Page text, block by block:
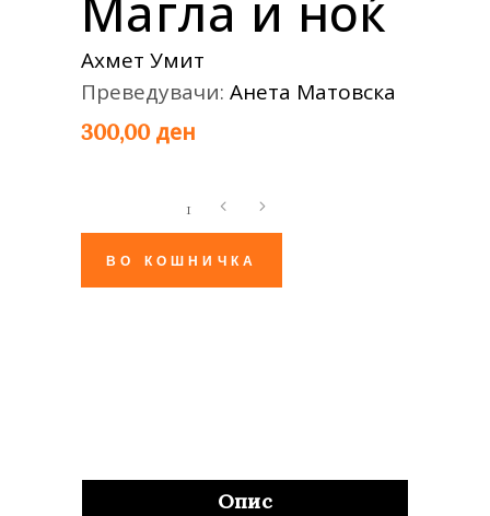
Ахмет Умит
Преведувачи: Анета Матовска
300,00 ден
ноќ
quantity
ВО КОШНИЧКА
Опис